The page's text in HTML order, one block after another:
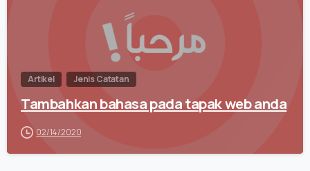
Artikel Jenis Catatan
Tambahkan bahasa pada tapak web anda
02/14/2020